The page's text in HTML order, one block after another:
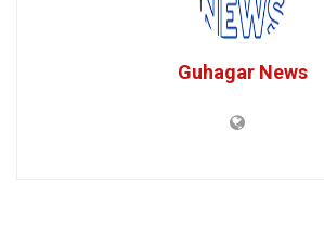
Guhagar News